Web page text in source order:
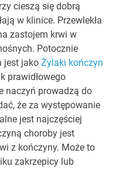
cieszą się dobrą
w klinice. Przewlekła
zastojem krwi w
Potocznie
jest jakoŻylaki kończyn
prawidłowego
naczyń prowadzą do
że za występowanie
jest najczęściej
choroby jest
z kończyny. Może to
zakrzepicy lub